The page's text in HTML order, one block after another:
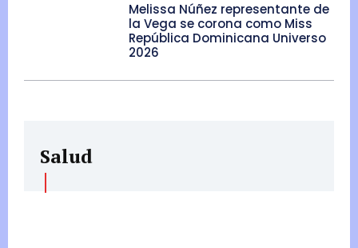
Melissa Núñez representante de
la Vega se corona como Miss
República Dominicana Universo
2026
Salud